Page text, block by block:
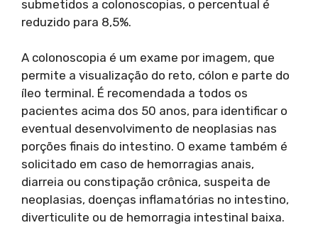
submetidos a colonoscopias, o percentual é
reduzido para 8,5%.
A colonoscopia é um exame por imagem, que
permite a visualização do reto, cólon e parte do
íleo terminal. É recomendada a todos os
pacientes acima dos 50 anos, para identificar o
eventual desenvolvimento de neoplasias nas
porções finais do intestino. O exame também é
solicitado em caso de hemorragias anais,
diarreia ou constipação crônica, suspeita de
neoplasias, doenças inflamatórias no intestino,
diverticulite ou de hemorragia intestinal baixa.